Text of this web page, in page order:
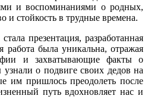
и воспоминаниями о родных,
и стойкость в трудные времена.
презентация, разработанная
работа была уникальна, отражая
и захватывающие факты о
о подвиге своих дедов на
им пришлось преодолеть после
путь вдохновляет нас и